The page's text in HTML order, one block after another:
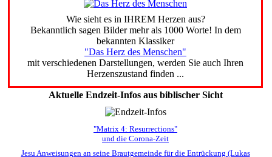
Wie sieht es in IHREM Herzen aus?
Bekanntlich sagen Bilder mehr als 1000 Worte! In dem
bekannten Klassiker
"Das Herz des Menschen"
mit verschiedenen Darstellungen, werden Sie auch Ihren
Herzenszustand finden ...
Aktuelle Endzeit-Infos aus biblischer Sicht
"Matrix 4: Resurrections"
und die Corona-Zeit
Jesu Anweisungen an seine Brautgemeinde für die Entrückung (Lukas